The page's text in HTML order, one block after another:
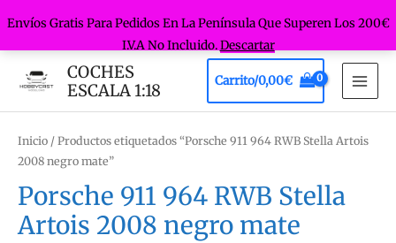
Envíos Gratis Para Pedidos En La Península Que Superen Los 200€
I.V.A No Incluido.Descartar
COCHES
ESCALA 1:18
Carrito/0,00€
Inicio / Productos etiquetados “Porsche 911 964 RWB Stella Artois
2008 negro mate”
Porsche 911 964 RWB Stella
Artois 2008 negro mate